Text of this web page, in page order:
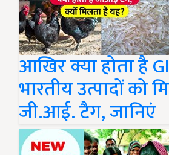
आखिर क्या होता है
भारतीय उत्पादों को
जी.आई. टैग, जानिएं